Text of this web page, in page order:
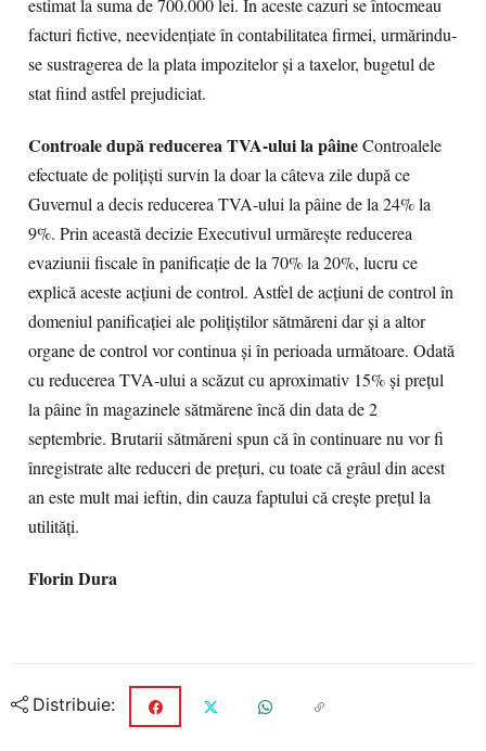
estimat la suma de 700.000 lei. În aceste cazuri se întocmeau
facturi fictive, neevidenţiate în contabilitatea firmei, urmărindu-
se sustragerea de la plata impozitelor şi a taxelor, bugetul de
stat fiind astfel prejudiciat.
Controale după reducerea TVA-ului la pâineControalele
efectuate de poliţişti survin la doar la câteva zile după ce
Guvernul a decis reducerea TVA-ului la pâine de la 24% la
9%. Prin această decizie Executivul urmăreşte reducerea
evaziunii fiscale în panificaţie de la 70% la 20%, lucru ce
explică aceste acţiuni de control. Astfel de acţiuni de control în
domeniul panificaţiei ale poliţiştilor sătmăreni dar şi a altor
organe de control vor continua şi în perioada următoare. Odată
cu reducerea TVA-ului a scăzut cu aproximativ 15% şi preţul
la pâine în magazinele sătmărene încă din data de 2
septembrie. Brutarii sătmăreni spun că în continuare nu vor fi
înregistrate alte reduceri de preţuri, cu toate că grâul din acest
an este mult mai ieftin, din cauza faptului că creşte preţul la
utilităţi.
Florin Dura
Distribuie: